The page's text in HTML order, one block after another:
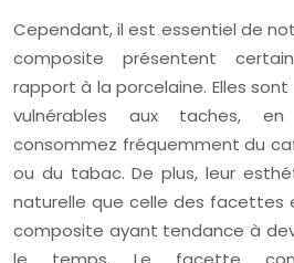
Cependant, il est essentiel de
composite présentent
rapport à la porcelaine. Elles
vulnérables aux taches,
consommez fréquemment du
ou du tabac. De plus, leur
naturelle que celle des facettes
composite ayant tendance à